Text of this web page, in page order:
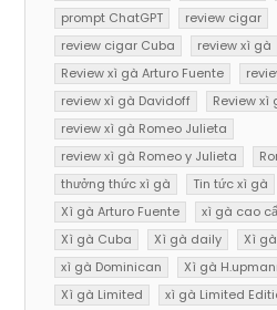
prompt ChatGPT
review cigar
review cigar Cuba
review xì gà
Review xì gà Arturo Fuente
review xì gà Davidoff
Review
review xì gà Romeo Julieta
review xì gà Romeo y Julieta
thưởng thức xì gà
Tin tức xì gà
Xì gà Arturo Fuente
xì gà cao
Xì gà Cuba
Xì gà daily
Xì
xì gà Dominican
Xì gà
Xì gà Limited
xì gà Limited